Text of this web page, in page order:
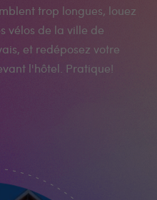
trop longues, louez
vélos de la ville de
et redéposez votre
l'hôtel. Pratique!